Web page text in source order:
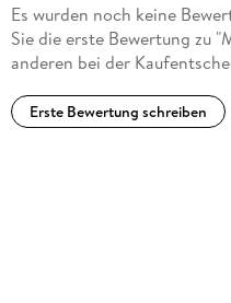
Es wurden noch keine
Sie die erste Bewertung zu
anderen bei der
Erste Bewertung schreiben